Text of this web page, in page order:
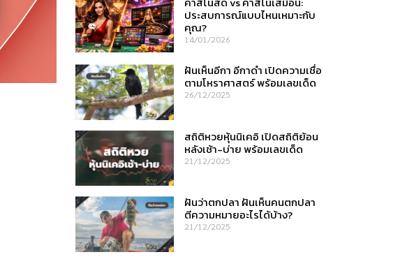
ประสบการณ์แบบไหนเหมาะกับ
คุณ?
14/01/2026
ฝันเห็นอีกา อีกาดำ เปิดความเชื่อ
ตามโหราศาสตร์ พร้อมเลขเด็ด
26/12/2025
สถิติหวยหุ้นนิเคอิ เปิดสถิติย้อน
หลังเช้า-บ่าย พร้อมเลขเด็ด
21/12/2025
ฝันว่าตกปลา ฝันเห็นคนตกปลา
ตีความหมายอะไรได้บ้าง?
21/12/2025